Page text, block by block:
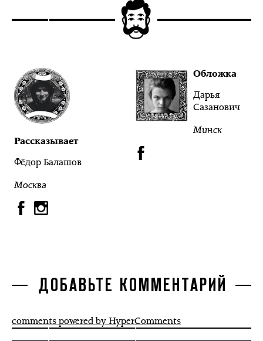
Рассказывает
Фёдор Балашов
Москва
Обложка
Дарья
Сазанович
Минск
ДОБАВЬТЕ КОММЕНТАРИЙ
comments powered by HyperComments